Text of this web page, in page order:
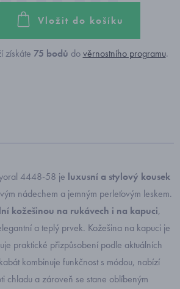
Vložit do košíku
získáte 75 bodů dověrnostního programu.
4448-58 je luxusní a stylový kousek
nádechem a jemným perleťovým leskem.
kožešinou na rukávech i na kapuci,
a teplý prvek. Kožešina na kapuci je
praktické přizpůsobení podle aktuálních
kombinuje funkčnost s módou, nabízí
chladu a zároveň se stane oblíbeným